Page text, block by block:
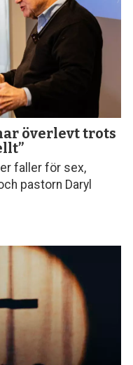
överlevt trots
faller för sex,
pastorn Daryl